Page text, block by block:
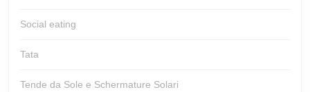
Social eating
Tata
Tende da Sole e Schermature Solari